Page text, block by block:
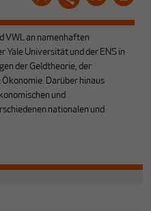
VWL an namenhaften
Yale Universität und der ENS in
der Geldtheorie, der
Darüber hinaus
und
nationalen und